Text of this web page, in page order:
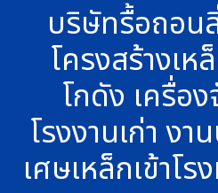
บริษัทรื้อถอน
โครงสร้างเห
โกดัง เครื่อ
โรงงานเก่า ง
เศษเหล็กเข้าโ